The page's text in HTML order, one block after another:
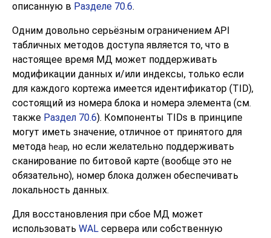
описанную в Разделе 70.6.
Одним довольно серьёзным ограничением API
табличных методов доступа является то, что в
настоящее время МД может поддерживать
модификации данных и/или индексы, только если
для каждого кортежа имеется идентификатор (TID),
состоящий из номера блока и номера элемента (см.
также Раздел 70.6). Компоненты TIDs в принципе
могут иметь значение, отличное от принятого для
метода heap, но если желательно поддерживать
сканирование по битовой карте (вообще это не
обязательно), номер блока должен обеспечивать
локальность данных.
Для восстановления при сбое МД может
использовать WAL сервера или собственную